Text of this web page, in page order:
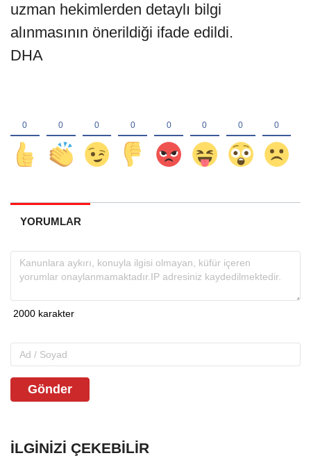
uzman hekimlerden detaylı bilgi
alınmasının önerildiği ifade edildi.
DHA
YORUMLAR
Gönder
İLGINIZI ÇEKEBILIR